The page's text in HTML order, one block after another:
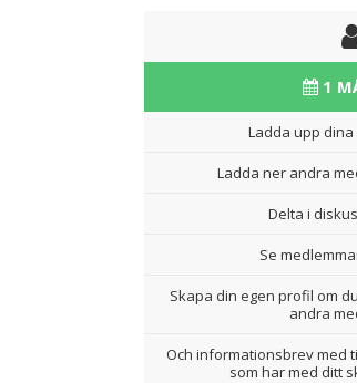
1
Ladda upp
Ladda ner andra
Delta i
Se
Skapa din egen profil om
andra
Och informationsbrev med
som har med ditt